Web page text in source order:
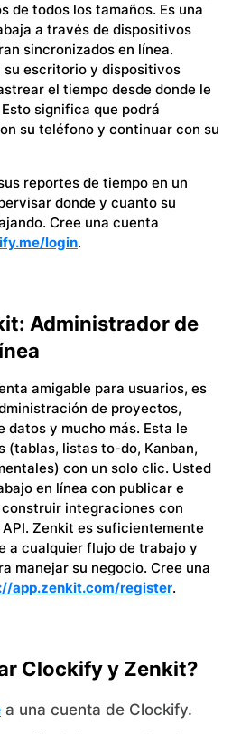
de todos los tamaños. Es una
a través de dispositivos
sincronizados en línea.
su escritorio y dispositivos
el tiempo desde donde le
significa que podrá
su teléfono y continuar con su
reportes de tiempo en un
donde y cuanto su
Cree una cuenta
login.
Administrador de
amigable para usuarios, es
de proyectos,
datos y mucho más. Esta le
(tablas, listas to-do, Kanban,
con un solo clic. Usted
en línea con publicar e
integraciones con
Zenkit es suficientemente
a cualquier flujo de trabajo y
manejar su negocio. Cree una
app.zenkit.com/register.
Clockify y Zenkit?
a una cuenta de Clockify.